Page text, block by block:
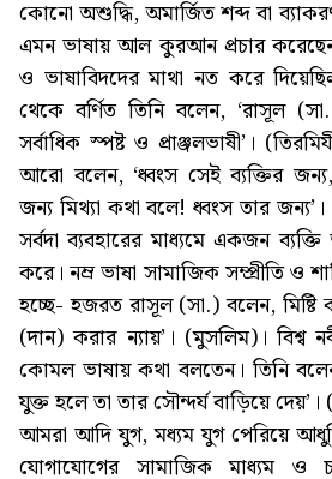
কোনো অশুদ্ধি, অমার্জিত শব্দ বা
এমন ভাষায় আল কুরআন প্রচার
ও ভাষাবিদদের মাথা নত করে
থেকে বর্ণিত তিনি বলেন, ‘রাসূল
সর্বাধিক স্পষ্ট ও প্রাঞ্জলভাষী’।
আরো বলেন, ‘ধ্বংস সেই ব্যক্তির
জন্য মিথ্যা কথা বলে! ধ্বংস তার
সর্বদা ব্যবহারের মাধ্যমে একজন
করে। নম্র ভাষা সামাজিক সম্প্রীতি ও
হচ্ছে- হজরত রাসূল (সা.) বলেন, মিষ্টি
(দান) করার ন্যায়’। (মুসলিম)। বিশ্ব
কোমল ভাষায় কথা বলতেন। তিনি
যুক্ত হলে তা তার সৌন্দর্য বাড়িয়ে
আমরা আদি যুগ, মধ্যম যুগ পেরিয়ে
যোগাযোগের সামাজিক মাধ্যম ও